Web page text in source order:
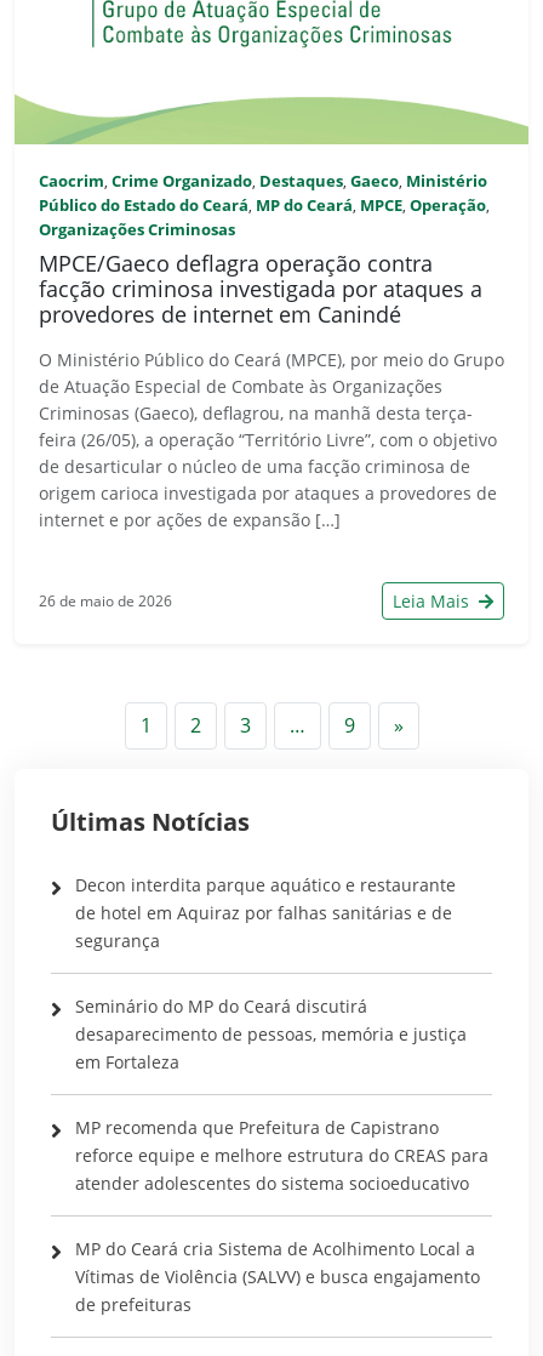
Caocrim, Crime Organizado, Destaques, Gaeco, Ministério
Público do Estado do Ceará, MP do Ceará, MPCE, Operação,
Organizações Criminosas
MPCE/Gaeco deflagra operação contra
facção criminosa investigada por ataques a
provedores de internet em Canindé
O Ministério Público do Ceará (MPCE), por meio do Grupo
de Atuação Especial de Combate às Organizações
Criminosas (Gaeco), deflagrou, na manhã desta terça-
feira (26/05), a operação “Território Livre”, com o objetivo
de desarticular o núcleo de uma facção criminosa de
origem carioca investigada por ataques a provedores de
internet e por ações de expansão […]
26 de maio de 2026 Leia Mais
1 2 3 … 9 »Próximo
Últimas Notícias
Decon interdita parque aquático e restaurante
de hotel em Aquiraz por falhas sanitárias e de
segurança
Seminário do MP do Ceará discutirá
desaparecimento de pessoas, memória e justiça
em Fortaleza
MP recomenda que Prefeitura de Capistrano
reforce equipe e melhore estrutura do CREAS para
atender adolescentes do sistema socioeducativo
MP do Ceará cria Sistema de Acolhimento Local a
Vítimas de Violência (SALVV) e busca engajamento
de prefeituras